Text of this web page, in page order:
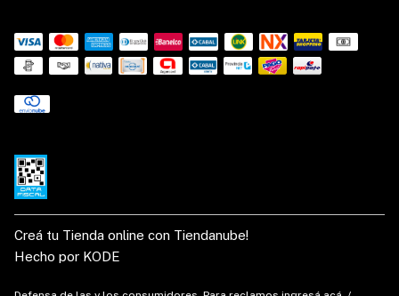
Creá tu Tienda online con Tiendanube!
Hecho por KODE